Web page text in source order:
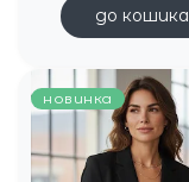
до кошика
новинка